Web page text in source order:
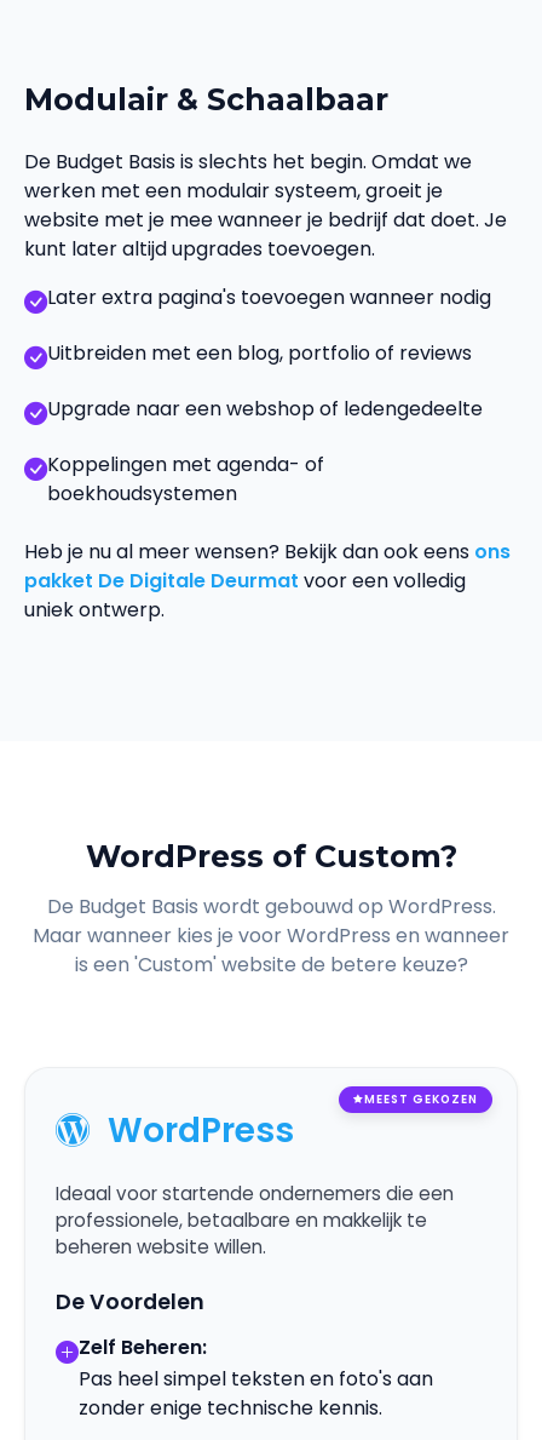
Modulair & Schaalbaar
De Budget Basis is slechts het begin. Omdat we
werken met een modulair systeem, groeit je
website met je mee wanneer je bedrijf dat doet. Je
kunt later altijd upgrades toevoegen.
Later extra pagina's toevoegen wanneer nodig
Uitbreiden met een blog, portfolio of reviews
Upgrade naar een webshop of ledengedeelte
Koppelingen met agenda- of
boekhoudsystemen
Heb je nu al meer wensen? Bekijk dan ook eens ons
pakket De Digitale Deurmat voor een volledig
uniek ontwerp.
WordPress of Custom?
De Budget Basis wordt gebouwd op WordPress.
Maar wanneer kies je voor WordPress en wanneer
is een 'Custom' website de betere keuze?
MEEST GEKOZEN
WordPress
Ideaal voor startende ondernemers die een
professionele, betaalbare en makkelijk te
beheren website willen.
De Voordelen
Zelf Beheren:
Pas heel simpel teksten en foto's aan
zonder enige technische kennis.